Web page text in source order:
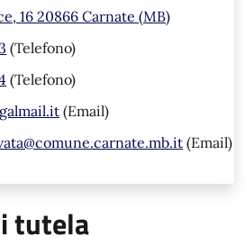
16 20866 Carnate (MB)
(Telefono)
(Telefono)
(Email)
(Email)
tutela